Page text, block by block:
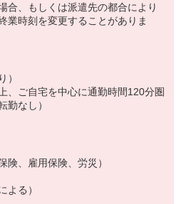
合、もしくは派遣先の都合により
業時刻を変更することがありま
）
、ご自宅を中心に通勤時間120分圏
勤なし）
険、雇用保険、労災）
よる）